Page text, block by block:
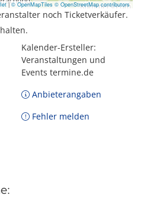
| © OpenMapTiles © OpenStreetMap contributors
noch Ticketverkäufer.
Kalender-Ersteller:
Veranstaltungen und
Events termine.de
Anbieterangaben
Fehler melden